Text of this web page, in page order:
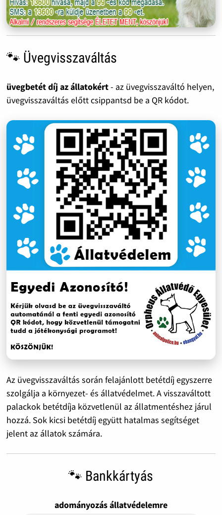
🐾 Üvegvisszaváltás
üvegbetét díj az állatokért- az üvegvisszaváltó helyen,
üvegvisszaváltás előtt csippantsd be a QR kódot.
Az üvegvisszaváltás során felajánlott betétdíj egyszerre
szolgálja a környezet- és állatvédelmet. A visszaváltott
palackok betétdíja közvetlenül az állatmentéshez járul
hozzá. Sok kicsi betétdíj együtt hatalmas segítséget
jelent az állatok számára.
🐾 Bankkártyás
adományozás állatvédelemre